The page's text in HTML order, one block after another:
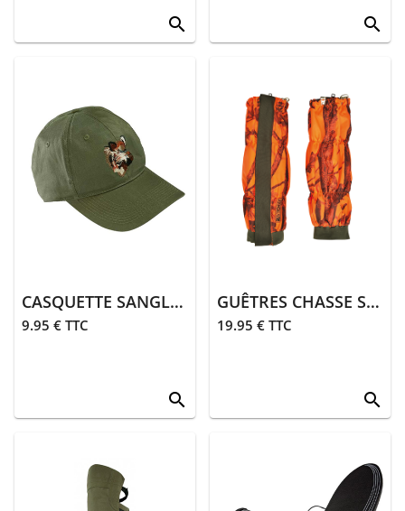
search search
CASQUETTE SANGLIER | KAKI
9.95 € TTC
search
GUÊTRES CHASSE STRONGER | GHOSTCAMO
19.95 € TTC
search